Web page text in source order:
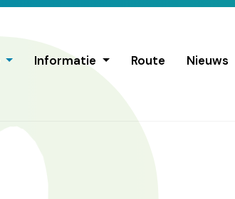
Informatie Route Nieuws